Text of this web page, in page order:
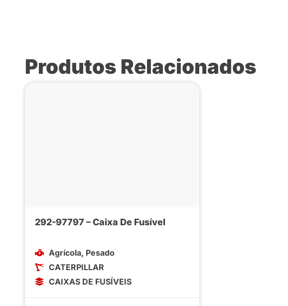
Produtos Relacionados
292-97797 – Caixa De Fusível
Agrícola, Pesado
CATERPILLAR
CAIXAS DE FUSÍVEIS